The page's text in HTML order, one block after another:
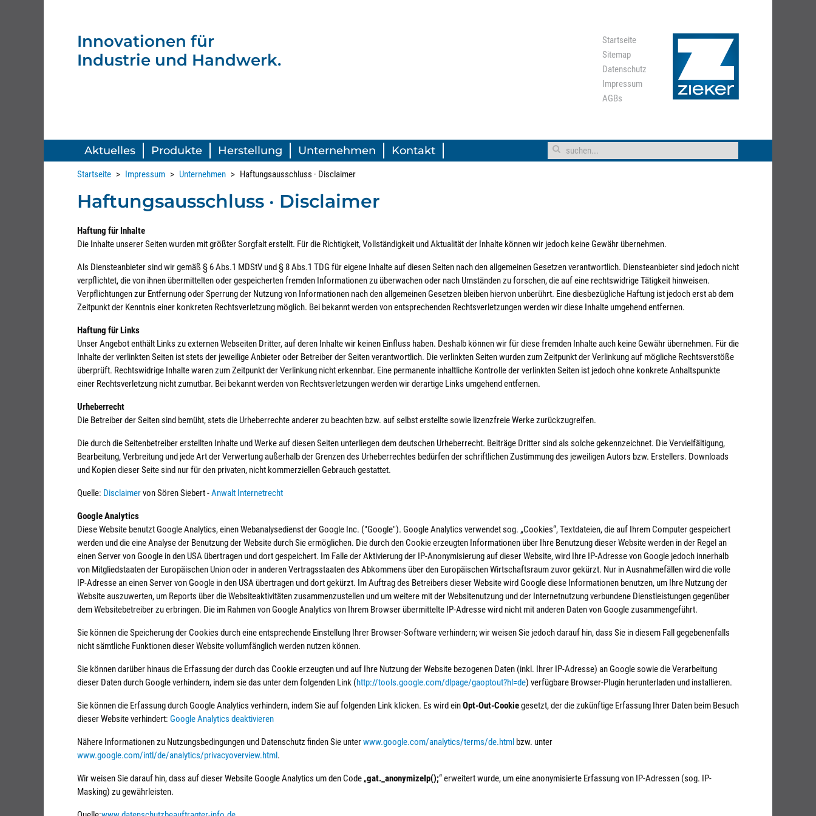
Innovationen für
Industrie und Handwerk.
Startseite
Sitemap
Datenschutz
Impressum
AGBs
Aktuelles Produkte Herstellung Unternehmen Kontakt
Startseite Impressum Unternehmen Haftungsausschluss · Disclaimer
Haftungsausschluss · Disclaimer
Haftung für Inhalte
Die Inhalte unserer Seiten wurden mit größter Sorgfalt erstellt. Für die Richtigkeit, Vollständigkeit und Aktualität der Inhalte können wir jedoch keine Gewähr übernehmen.
Als Diensteanbieter sind wir gemäß § 6 Abs.1 MDStV und § 8 Abs.1 TDG für eigene Inhalte auf diesen Seiten nach den allgemeinen Gesetzen verantwortlich. Diensteanbieter sind jedoch nicht
verpflichtet, die von ihnen übermittelten oder gespeicherten fremden Informationen zu überwachen oder nach Umständen zu forschen, die auf eine rechtswidrige Tätigkeit hinweisen.
Verpflichtungen zur Entfernung oder Sperrung der Nutzung von Informationen nach den allgemeinen Gesetzen bleiben hiervon unberührt. Eine diesbezügliche Haftung ist jedoch erst ab dem
Zeitpunkt der Kenntnis einer konkreten Rechtsverletzung möglich. Bei bekannt werden von entsprechenden Rechtsverletzungen werden wir diese Inhalte umgehend entfernen.
Haftung für Links
Unser Angebot enthält Links zu externen Webseiten Dritter, auf deren Inhalte wir keinen Einfluss haben. Deshalb können wir für diese fremden Inhalte auch keine Gewähr übernehmen. Für die
Inhalte der verlinkten Seiten ist stets der jeweilige Anbieter oder Betreiber der Seiten verantwortlich. Die verlinkten Seiten wurden zum Zeitpunkt der Verlinkung auf mögliche Rechtsverstöße
überprüft. Rechtswidrige Inhalte waren zum Zeitpunkt der Verlinkung nicht erkennbar. Eine permanente inhaltliche Kontrolle der verlinkten Seiten ist jedoch ohne konkrete Anhaltspunkte
einer Rechtsverletzung nicht zumutbar. Bei bekannt werden von Rechtsverletzungen werden wir derartige Links umgehend entfernen.
Urheberrecht
Die Betreiber der Seiten sind bemüht, stets die Urheberrechte anderer zu beachten bzw. auf selbst erstellte sowie lizenzfreie Werke zurückzugreifen.
Die durch die Seitenbetreiber erstellten Inhalte und Werke auf diesen Seiten unterliegen dem deutschen Urheberrecht. Beiträge Dritter sind als solche gekennzeichnet. Die Vervielfältigung,
Bearbeitung, Verbreitung und jede Art der Verwertung außerhalb der Grenzen des Urheberrechtes bedürfen der schriftlichen Zustimmung des jeweiligen Autors bzw. Erstellers. Downloads
und Kopien dieser Seite sind nur für den privaten, nicht kommerziellen Gebrauch gestattet.
Quelle: Disclaimervon Sören Siebert -Anwalt Internetrecht
Google Analytics
Diese Website benutzt Google Analytics, einen Webanalysedienst der Google Inc. ("Google"). Google Analytics verwendet sog. „Cookies“, Textdateien, die auf Ihrem Computer gespeichert
werden und die eine Analyse der Benutzung der Website durch Sie ermöglichen. Die durch den Cookie erzeugten Informationen über Ihre Benutzung dieser Website werden in der Regel an
einen Server von Google in den USA übertragen und dort gespeichert. Im Falle der Aktivierung der IP-Anonymisierung auf dieser Website, wird Ihre IP-Adresse von Google jedoch innerhalb
von Mitgliedstaaten der Europäischen Union oder in anderen Vertragsstaaten des Abkommens über den Europäischen Wirtschaftsraum zuvor gekürzt. Nur in Ausnahmefällen wird die volle
IP-Adresse an einen Server von Google in den USA übertragen und dort gekürzt. Im Auftrag des Betreibers dieser Website wird Google diese Informationen benutzen, um Ihre Nutzung der
Website auszuwerten, um Reports über die Websiteaktivitäten zusammenzustellen und um weitere mit der Websitenutzung und der Internetnutzung verbundene Dienstleistungen gegenüber
dem Websitebetreiber zu erbringen. Die im Rahmen von Google Analytics von Ihrem Browser übermittelte IP-Adresse wird nicht mit anderen Daten von Google zusammengeführt.
Sie können die Speicherung der Cookies durch eine entsprechende Einstellung Ihrer Browser-Software verhindern; wir weisen Sie jedoch darauf hin, dass Sie in diesem Fall gegebenenfalls
nicht sämtliche Funktionen dieser Website vollumfänglich werden nutzen können.
Sie können darüber hinaus die Erfassung der durch das Cookie erzeugten und auf Ihre Nutzung der Website bezogenen Daten (inkl. Ihrer IP-Adresse) an Google sowie die Verarbeitung
dieser Daten durch Google verhindern, indem sie das unter dem folgenden Link (http://tools.google.com/dlpage/gaoptout?hl=de) verfügbare Browser-Plugin herunterladen und installieren.
Sie können die Erfassung durch Google Analytics verhindern, indem Sie auf folgenden Link klicken. Es wird einOpt-Out-Cookiegesetzt, der die zukünftige Erfassung Ihrer Daten beim Besuch
dieser Website verhindert: Google Analytics deaktivieren
Nähere Informationen zu Nutzungsbedingungen und Datenschutz finden Sie unterwww.google.com/analytics/terms/de.html bzw. unter
www.google.com/intl/de/analytics/privacyoverview.html.
Wir weisen Sie darauf hin, dass auf dieser Website Google Analytics um den Code „gat._anonymizeIp();“ erweitert wurde, um eine anonymisierte Erfassung von IP-Adressen (sog. IP-
Masking) zu gewährleisten.